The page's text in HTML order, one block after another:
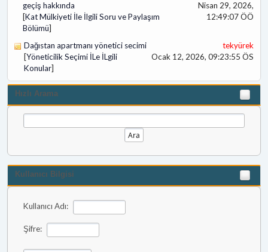
geçiş hakkında
[Kat Mülkiyeti İle İlgili Soru ve Paylaşım
Bölümü]
Nisan 29, 2026,
12:49:07 ÖÖ
Dağıstan apartmanı yönetici secimi
[Yöneticilik Seçimi İLe İLgili
Konular]
tekyürek
Ocak 12, 2026, 09:23:55 ÖS
Hızlı Arama
Kullanıcı Bilgisi
Kullanıcı Adı:
Şifre: